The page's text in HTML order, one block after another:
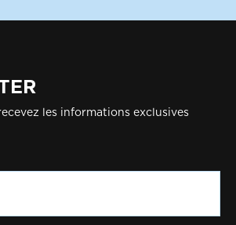
les informations exclusives